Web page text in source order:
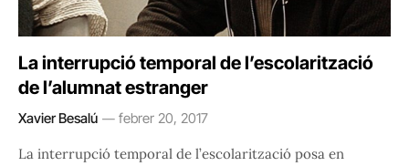
La interrupció temporal de l’escolarització
de l’alumnat estranger
Xavier Besalú febrer 20, 2017
La interrupció temporal de l’escolarització posa en